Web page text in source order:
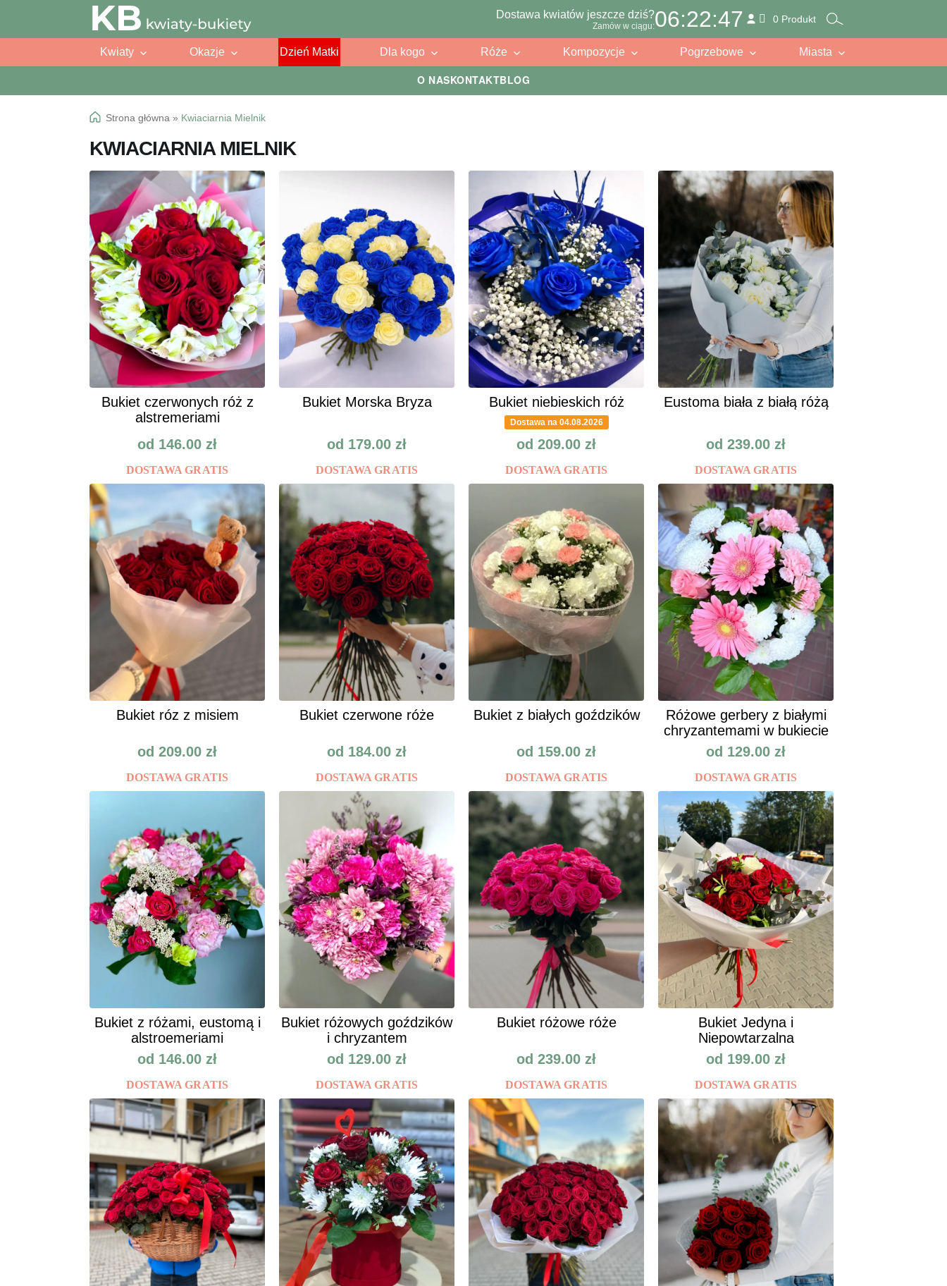
O NASKONTAKTBLOG
Przejdź
do
Przejdź
do
Dostawa kwiatów jeszcze dziś?
Zamów w ciągu:06:22:45 0 Produkt
Kwiaty Okazje Dzień Matki Dla kogo Róże Kompozycje Pogrzebowe Miasta
Strona główna » Kwiaciarnia Mielnik
KWIACIARNIA MIELNIK
Bukiet czerwonych róż z
alstremeriami
od 146.00 zł
DOSTAWA GRATIS
Bukiet Morska Bryza
od 179.00 zł
DOSTAWA GRATIS
Bukiet niebieskich róż
Dostawa na 04.08.2026
od 209.00 zł
DOSTAWA GRATIS
Eustoma biała z białą różą
od 239.00 zł
DOSTAWA GRATIS
Bukiet róz z misiem
od 209.00 zł
DOSTAWA GRATIS
Bukiet czerwone róże
od 184.00 zł
DOSTAWA GRATIS
Bukiet z białych goździków
od 159.00 zł
DOSTAWA GRATIS
Różowe gerbery z białymi
chryzantemami w bukiecie
od 129.00 zł
DOSTAWA GRATIS
Bukiet z różami, eustomą i
alstroemeriami
od 146.00 zł
DOSTAWA GRATIS
Bukiet różowych goździków
i chryzantem
od 129.00 zł
DOSTAWA GRATIS
Bukiet różowe róże
od 239.00 zł
DOSTAWA GRATIS
Bukiet Jedyna i
Niepowtarzalna
od 199.00 zł
DOSTAWA GRATIS